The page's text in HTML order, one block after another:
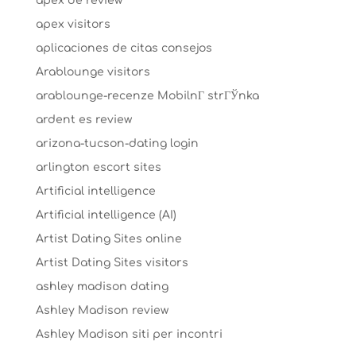
apex visitors
aplicaciones de citas consejos
Arablounge visitors
arablounge-recenze MobilnГ­ strГЎnka
ardent es review
arizona-tucson-dating login
arlington escort sites
Artificial intelligence
Artificial intelligence (AI)
Artist Dating Sites online
Artist Dating Sites visitors
ashley madison dating
Ashley Madison review
Ashley Madison siti per incontri